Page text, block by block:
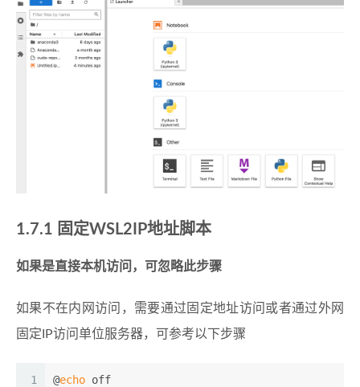
1.7.1 固定WSL2IP地址脚本
如果是直接本机访问，可忽略此步骤
如果不在内网访问，需要通过固定地址访问或者通过外网
固定IP访问单位服务器，可参考以下步骤
1
@echo off